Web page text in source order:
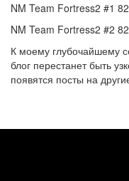
NM Team Fortress2 #1
NM Team Fortress2 #2
К моему глубочайшему
блог перестанет быть
появятся посты на